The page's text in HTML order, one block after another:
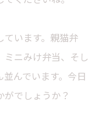
ています。親猫弁
ミニみけ弁当、そし
んでいます。今日
でしょうか？